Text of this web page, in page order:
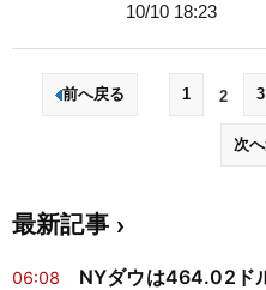
10/10 18:23
前へ戻る 1 2 3
次
最新記事
06:08
NYダウは464.02ド